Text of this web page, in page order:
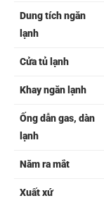
Dung tích ngăn
lạnh
Cửa tủ lạnh
Khay ngăn lạnh
Ống dẫn gas, dàn
lạnh
Năm ra mắt
Xuất xứ